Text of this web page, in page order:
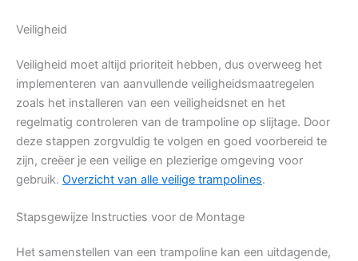
Veiligheid
Veiligheid moet altijd prioriteit hebben, dus overweeg het
implementeren van aanvullende veiligheidsmaatregelen
zoals het installeren van een veiligheidsnet en het
regelmatig controleren van de trampoline op slijtage. Door
deze stappen zorgvuldig te volgen en goed voorbereid te
zijn, creëer je een veilige en plezierige omgeving voor
gebruik. Overzicht van alle veilige trampolines.
Stapsgewijze Instructies voor de Montage
Het samenstellen van een trampoline kan een uitdagende,